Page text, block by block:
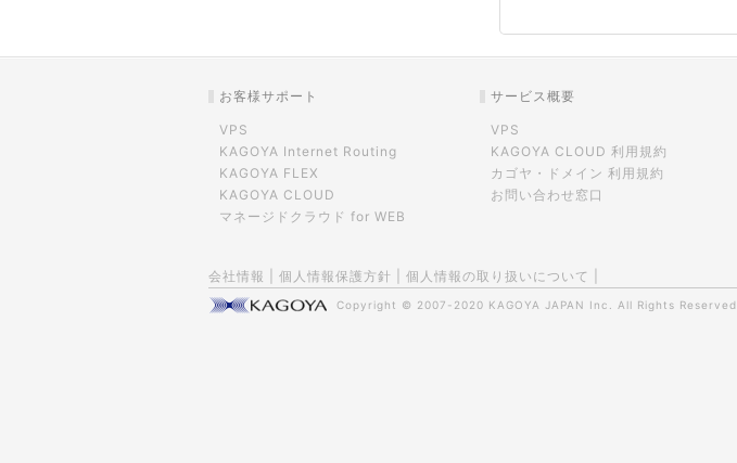
お客様サポート
VPS
KAGOYA Internet Routing
KAGOYA FLEX
KAGOYA CLOUD
マネージドクラウド for WEB
サービス概要
VPS
KAGOYA CLOUD 利用規約
カゴヤ・ドメイン 利用規約
お問い合わせ窓口
会社情報 個人情報保護方針 個人情報の取り扱いについて
Copyright © 2007-2020 KAGOYA JAPAN Inc. All Rights Reserved.